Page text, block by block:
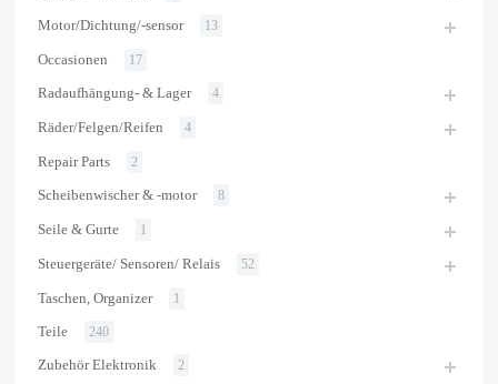
Motor/Dichtung/-sensor 13
Occasionen 17
Radaufhängung- & Lager 4
Räder/Felgen/Reifen 4
Repair Parts 2
Scheibenwischer & -motor 8
Seile & Gurte 1
Steuergeräte/ Sensoren/ Relais 52
Taschen, Organizer 1
Teile 240
Zubehör Elektronik 2